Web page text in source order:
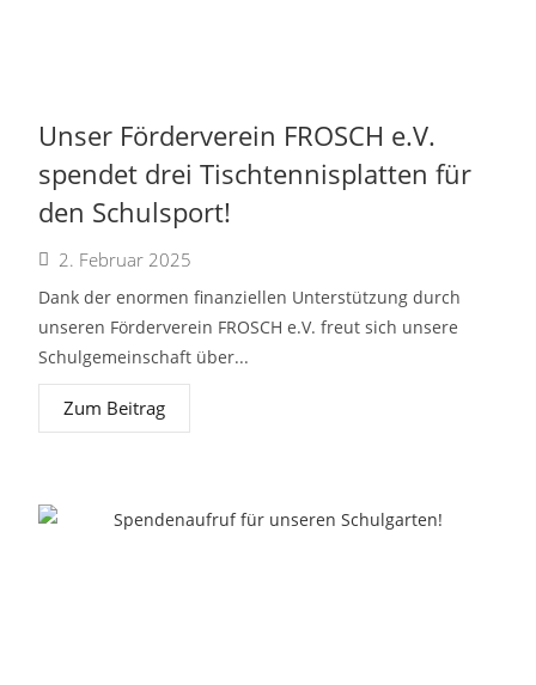
Unser Förderverein FROSCH e.V.
spendet drei Tischtennisplatten für
den Schulsport!
2. Februar 2025
Dank der enormen finanziellen Unterstützung durch
unseren Förderverein FROSCH e.V. freut sich unsere
Schulgemeinschaft über...
Zum Beitrag